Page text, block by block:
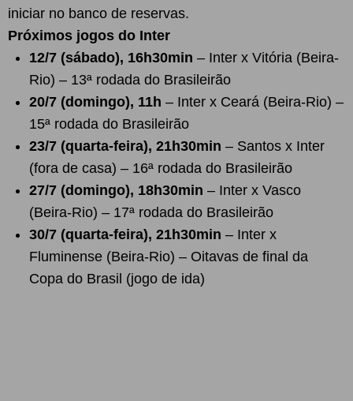
iniciar no banco de reservas.
Próximos jogos do Inter
12/7 (sábado), 16h30min – Inter x Vitória (Beira-
Rio) – 13ª rodada do Brasileirão
20/7 (domingo), 11h – Inter x Ceará (Beira-Rio) –
15ª rodada do Brasileirão
23/7 (quarta-feira), 21h30min – Santos x Inter
(fora de casa) – 16ª rodada do Brasileirão
27/7 (domingo), 18h30min – Inter x Vasco
(Beira-Rio) – 17ª rodada do Brasileirão
30/7 (quarta-feira), 21h30min – Inter x
Fluminense (Beira-Rio) – Oitavas de final da
Copa do Brasil (jogo de ida)